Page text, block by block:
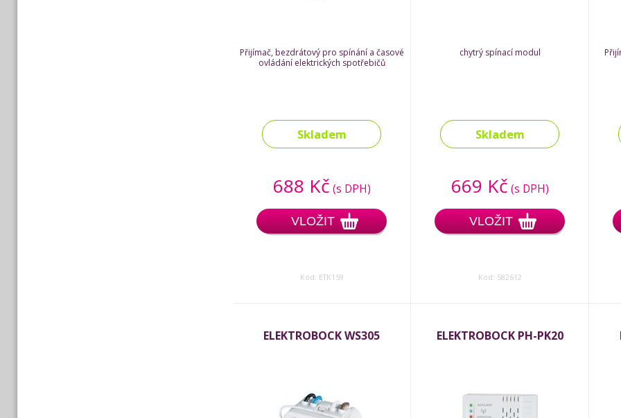
Přijímač, bezdrátový pro spínání a časové
ovládání elektrických spotřebičů
Skladem
688 Kč (s DPH)
VLOŽIT
Kód: ETK159
chytrý spínací modul
Skladem
669 Kč (s DPH)
VLOŽIT
Kód: 582612
ELEKTROBOCK WS305 ELEKTROBOCK PH-PK20